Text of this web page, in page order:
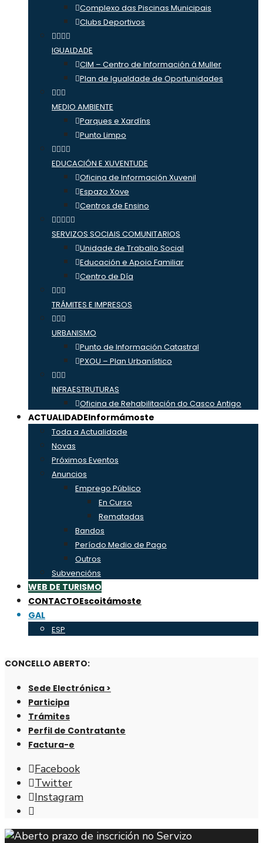
Complexo das Piscinas Municipais
Clubs Deportivos
IGUALDADE
CIM – Centro de Información á Muller
Plan de Igualdade de Oportunidades
MEDIO AMBIENTE
Parques e Xardíns
Punto Limpo
EDUCACIÓN E XUVENTUDE
Oficina de Información Xuvenil
Espazo Xove
Centros de Ensino
SERVIZOS SOCIAIS COMUNITARIOS
Unidade de Traballo Social
Educación e Apoio Familiar
Centro de Día
TRÁMITES E IMPRESOS
URBANISMO
Punto de Información Catastral
PXOU – Plan Urbanístico
INFRAESTRUTURAS
Oficina de Rehabilitación do Casco Antigo
ACTUALIDADEInformámoste
Toda a Actualidade
Novas
Próximos Eventos
Anuncios
Emprego Público
En Curso
Rematadas
Bandos
Período Medio de Pago
Outros
Subvencións
WEB DE TURISMO
CONTACTOEscoitámoste
GAL
ESP
CONCELLO ABERTO:
Sede Electrónica >
Participa
Trámites
Perfil de Contratante
Factura-e
Facebook
Twitter
Instagram
de